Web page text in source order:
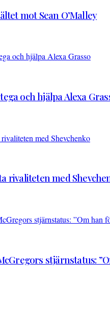
mot Sean O’Malley
och hjälpa Alexa
rivaliteten med
stjärnstatus: